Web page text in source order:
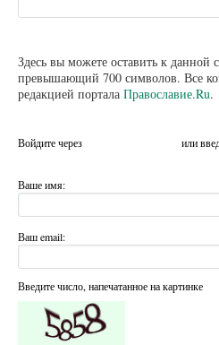
Здесь вы можете оставить к данной
превышающий 700 символов. Все
редакцией портала Православие.Ru.
Войдите через или
Ваше имя:
Ваш email:
Введите число, напечатанное на картинке